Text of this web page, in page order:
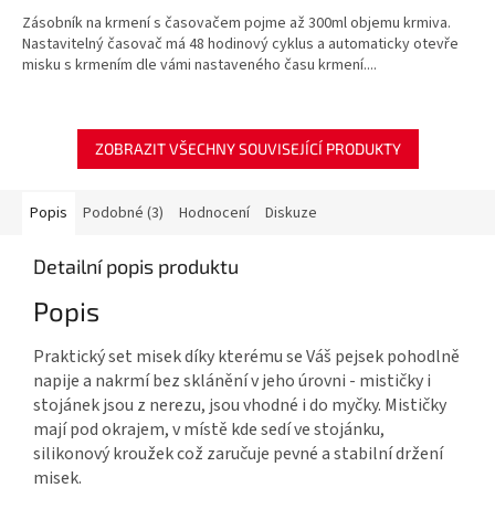
Zásobník na krmení s časovačem pojme až 300ml objemu krmiva.
Nastavitelný časovač má 48 hodinový cyklus a automaticky otevře
misku s krmením dle vámi nastaveného času krmení....
ZOBRAZIT VŠECHNY SOUVISEJÍCÍ PRODUKTY
Popis Podobné (3) Hodnocení Diskuze
Detailní popis produktu
Popis
Praktický set misek díky kterému se Váš pejsek pohodlně
napije a nakrmí bez sklánění v jeho úrovni - mističky i
stojánek jsou z nerezu, jsou vhodné i do myčky. Mističky
mají pod okrajem, v místě kde sedí ve stojánku,
silikonový kroužek což zaručuje pevné a stabilní držení
misek.